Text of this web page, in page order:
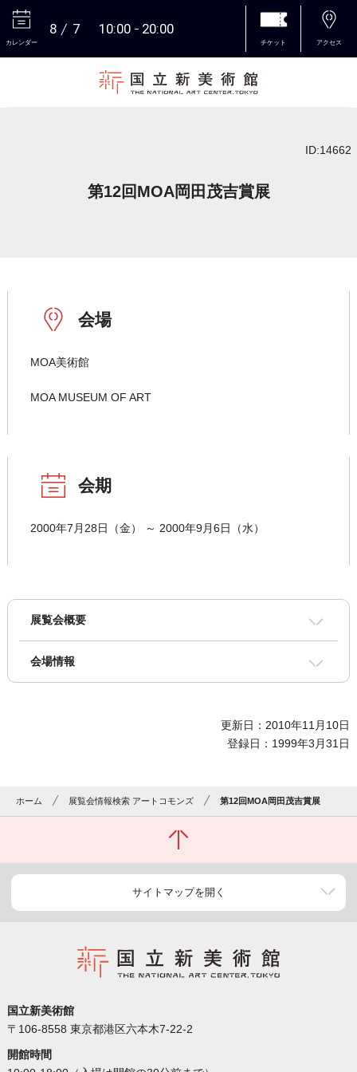
カレンダー
8 7 10:00 20:00
チケット アクセス
ID:14662
第12回MOA岡田茂吉賞展
会場
MOA美術館
MOA MUSEUM OF ART
会期
2000年7月28日（金） ～ 2000年9月6日（水）
展覧会概要
会場情報
更新日：2010年11月10日
登録日：1999年3月31日
ホーム 展覧会情報検索 アートコモンズ 第12回MOA岡田茂吉賞展
サイトマップを開く
国立新美術館
〒106-8558 東京都港区六本木7-22-2
開館時間